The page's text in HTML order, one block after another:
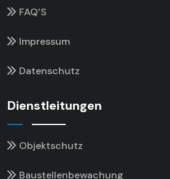
FAQ’S
Impressum
Datenschutz
Dienstleitungen
Objektschutz
Baustellenbewachung